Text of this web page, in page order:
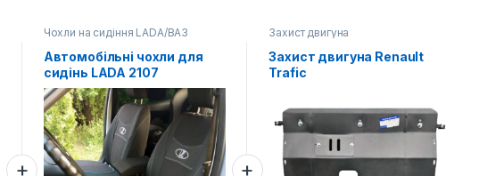
Чохли на сидіння LADA/ВАЗ
Автомобільні чохли для
сидінь LADA 2107
Захист двигуна
Захист двигуна Renault
Trafic